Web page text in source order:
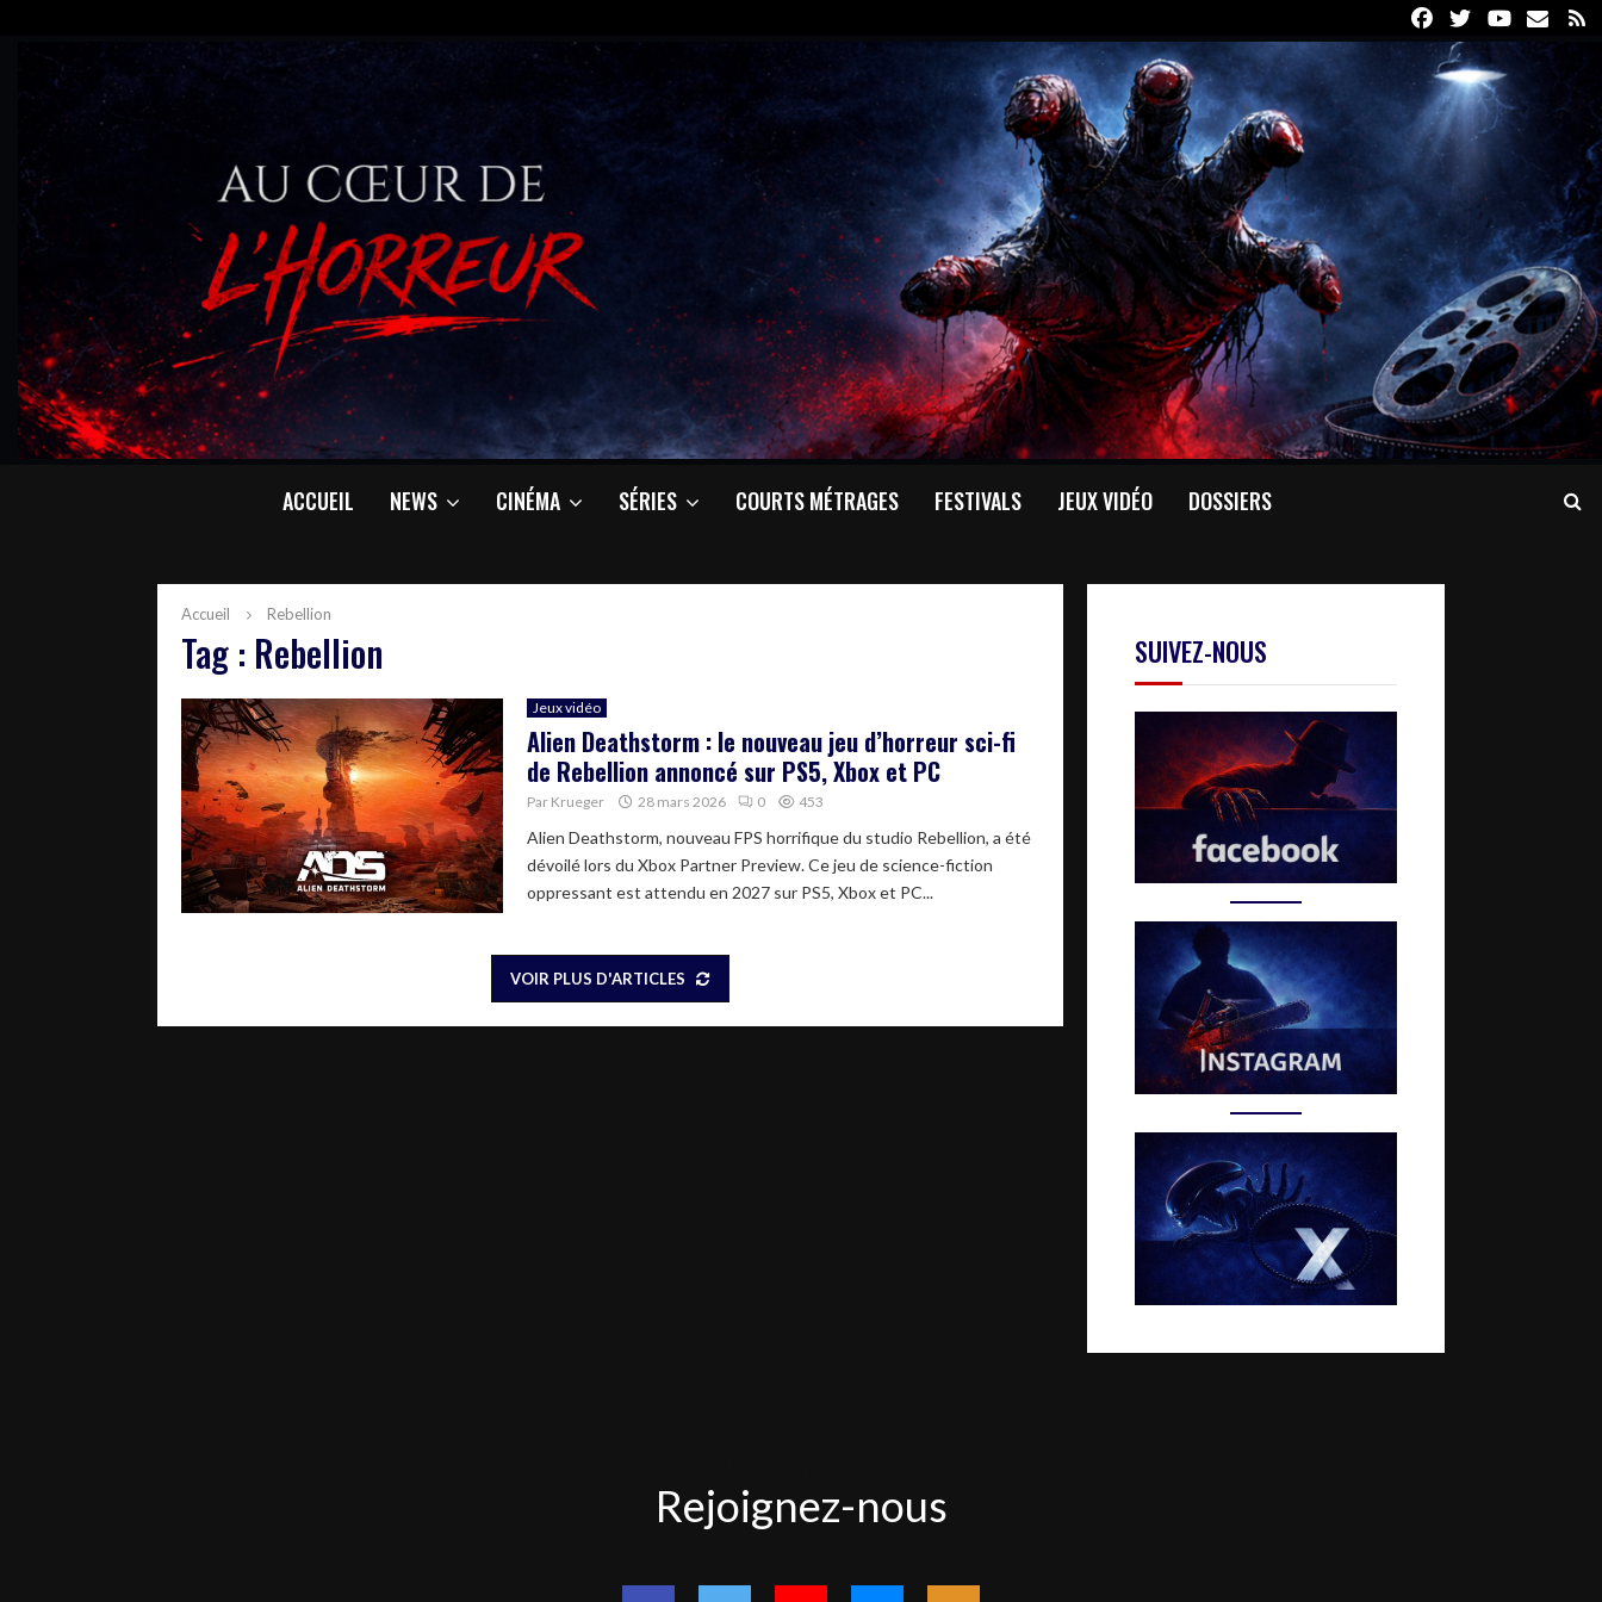
FacebookTwitterYoutube
Email
ACCUEIL NEWS CINÉMA SÉRIES COURTS MÉTRAGES FESTIVALS JEUX VIDÉO DOSSIERS
Accueil Rebellion
Tag : Rebellion
Jeux vidéo
Alien Deathstorm : le nouveau jeu d’horreur sci-fi
de Rebellion annoncé sur PS5, Xbox et PC
Par Krueger 28 mars 2026 0 453
Alien Deathstorm, nouveau FPS horrifique du studio Rebellion, a été
dévoilé lors du Xbox Partner Preview. Ce jeu de science-fiction
oppressant est attendu en 2027 sur PS5, Xbox et PC...
VOIR PLUS D'ARTICLES
SUIVEZ-NOUS
nous
Rejoignez-nous